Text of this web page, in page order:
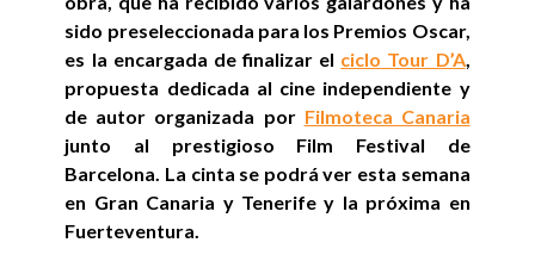
sido preseleccionada para los Premios Oscar,
es la encargada de finalizar el ciclo Tour D’A,
propuesta dedicada al cine independiente y
de autor organizada por Filmoteca Canaria
junto al prestigioso Film Festival de
Barcelona. La cinta se podrá ver esta semana
en Gran Canaria y Tenerife y la próxima en
Fuerteventura.